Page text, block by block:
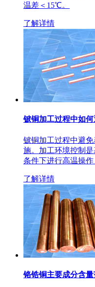
温差＜15℃。
了解详情
铍铜加工过程中如
铍铜加工过程中避
施。加工环境控制
条件下进行高温操作
了解详情
铬锆铜主要成分含量